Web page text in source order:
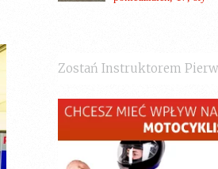
Zostań Instruktorem